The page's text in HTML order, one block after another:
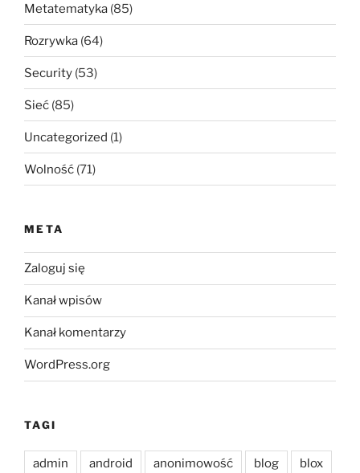
Metatematyka (85)
Rozrywka (64)
Security (53)
Sieć (85)
Uncategorized (1)
Wolność (71)
META
Zaloguj się
Kanał wpisów
Kanał komentarzy
WordPress.org
TAGI
admin android anonimowość blog blox